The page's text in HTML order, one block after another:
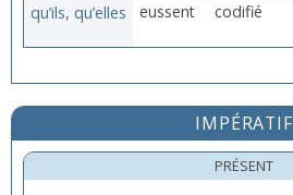
qu’ils, qu’elles
eussent codifié
IMPÉRATIF
PRÉSENT